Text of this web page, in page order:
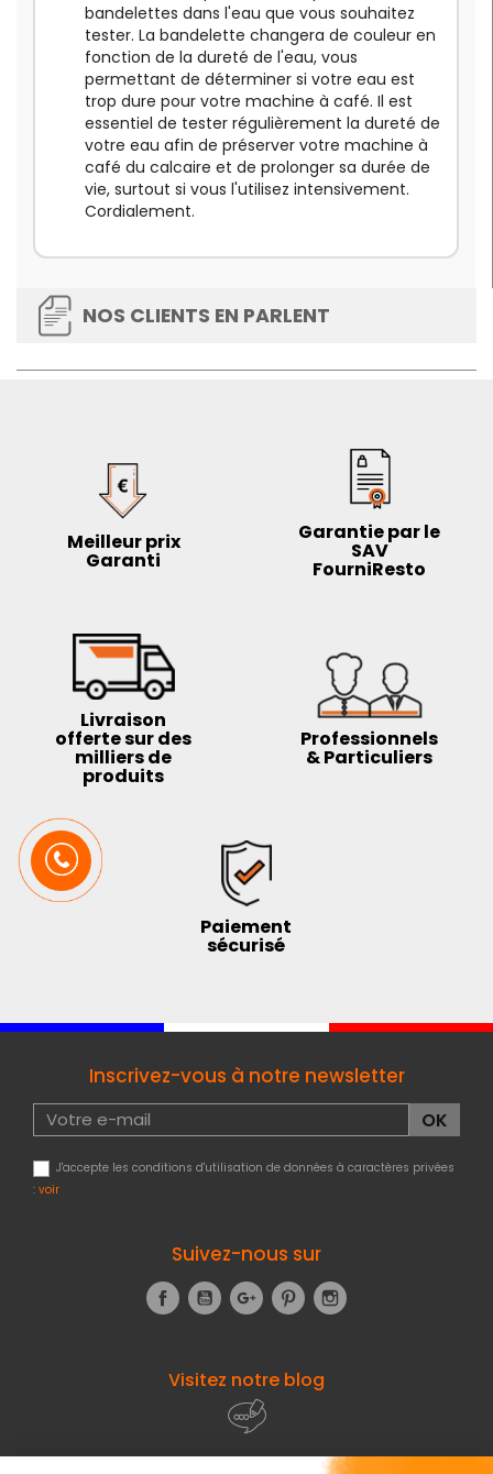
bandelettes dans l'eau que vous souhaitez
tester. La bandelette changera de couleur en
fonction de la dureté de l'eau, vous
permettant de déterminer si votre eau est
trop dure pour votre machine à café. Il est
essentiel de tester régulièrement la dureté de
votre eau afin de préserver votre machine à
café du calcaire et de prolonger sa durée de
vie, surtout si vous l'utilisez intensivement.
Cordialement.
NOS CLIENTS EN PARLENT
Meilleur prix
Garanti
Garantie par le
SAV
FourniResto
Livraison
offerte sur des
milliers de
produits
Professionnels
& Particuliers
Paiement
sécurisé
Inscrivez-vous à notre newsletter
J'accepte les conditions d'utilisation de données à caractères privées
: voir
Suivez-nous sur
FacebookYouTubeGoogle+Pinterest
Visitez notre blog